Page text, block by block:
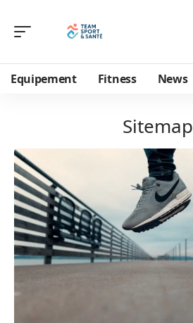
Equipement Fitness News
Sitemap